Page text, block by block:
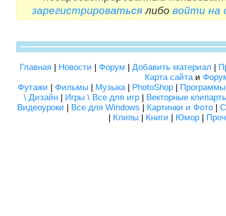
зарегистрироватьсялибо войти на
Главная | Новости | Форум | Добавить материал |
Карта сайтаи
Футажи | Фильмы | Музыка| PhotoShop | Программы
\ Дизайн | Игры \ Все для игр | Векторные
Видеоуроки | Все для Windows | Картинки и Фото|
| Клипы | Книги | Юмор |